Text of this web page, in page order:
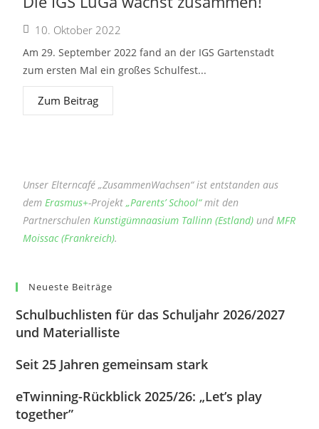
10. Oktober 2022
Am 29. September 2022 fand an der IGS Gartenstadt
zum ersten Mal ein großes Schulfest...
Zum Beitrag
Unser Elterncafé „ZusammenWachsen“ ist entstanden aus
dem Erasmus+-Projekt„Parents’ School“mit den
Partnerschulen Kunstigümnaasium Tallinn (Estland) und MFR
Moissac (Frankreich).
Neueste Beiträge
Schulbuchlisten für das Schuljahr 2026/2027
und Materialliste
Seit 25 Jahren gemeinsam stark
eTwinning-Rückblick 2025/26: „Let’s play
together”